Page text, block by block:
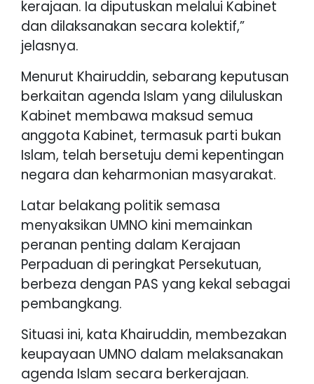
kerajaan. Ia diputuskan melalui Kabinet
dan dilaksanakan secara kolektif,”
jelasnya.
Menurut Khairuddin, sebarang keputusan
berkaitan agenda Islam yang diluluskan
Kabinet membawa maksud semua
anggota Kabinet, termasuk parti bukan
Islam, telah bersetuju demi kepentingan
negara dan keharmonian masyarakat.
Latar belakang politik semasa
menyaksikan UMNO kini memainkan
peranan penting dalam Kerajaan
Perpaduan di peringkat Persekutuan,
berbeza dengan PAS yang kekal sebagai
pembangkang.
Situasi ini, kata Khairuddin, membezakan
keupayaan UMNO dalam melaksanakan
agenda Islam secara berkerajaan.